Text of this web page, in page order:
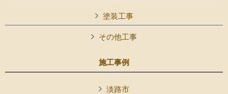
塗装工事
その他工事
施工事例
淡路市